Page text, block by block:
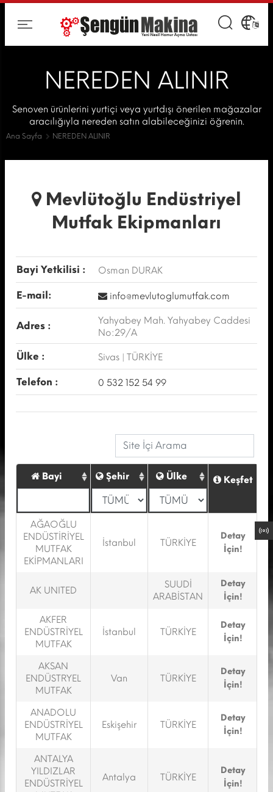
NEREDEN ALINIR
Senoven ürünlerini yurtiçi veya yurtdışı önerilen mağazalar
aracılığıyla nereden satın alabileceğinizi öğrenin.
Ana Sayfa NEREDEN ALINIR
Mevlütoğlu Endüstriyel
Mutfak Ekipmanları
Bayi Yetkilisi : Osman DURAK
E-mail: info@mevlutoglumutfak.com
Adres :
Yahyabey Mah. Yahyabey Caddesi
No:29/A
Ülke : Sivas | TÜRKİYE
Telefon : 0 532 152 54 99
Bayi Şehir Ülke Keşfet
AĞAOĞLU
ENDÜSTİRİYEL
MUTFAK
EKİPMANLARI
İstanbul TÜRKİYE
Detay
İçin!
AK UNITED
SUUDİ
ARABİSTAN
Detay
İçin!
AKFER
ENDÜSTRİYEL
MUTFAK
İstanbul TÜRKİYE
Detay
İçin!
AKSAN
ENDÜSTRYEL
MUTFAK
Van TÜRKİYE
Detay
İçin!
ANADOLU
ENDÜSTRİYEL
MUTFAK
Eskişehir TÜRKİYE
Detay
İçin!
ANTALYA
YILDIZLAR
ENDÜSTRİYEL
Antalya TÜRKİYE
Detay
İçin!